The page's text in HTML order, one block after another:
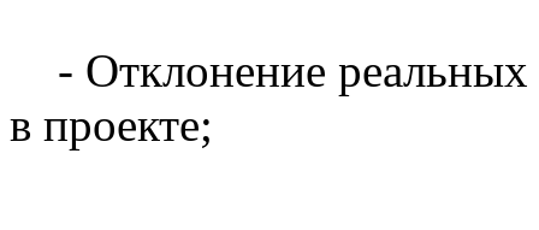
- Отклонение реальных
в проекте;